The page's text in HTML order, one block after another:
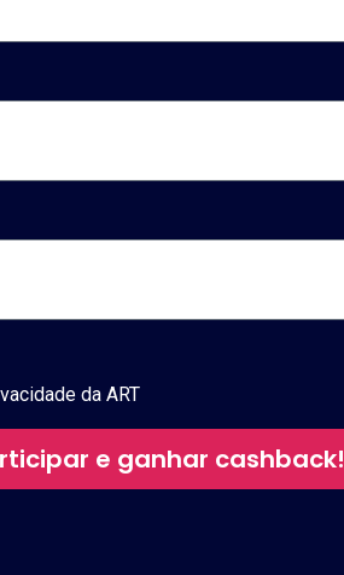
da ART
e ganhar cashback!